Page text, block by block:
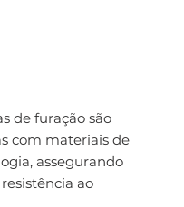
de furação são
com materiais de
assegurando
ao